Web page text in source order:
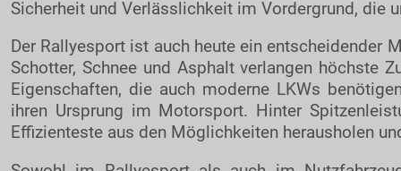
Sicherheit und Verlässlichkeit im Vordergrund, die
Der Rallyesport ist auch heute ein entscheidender
Schotter, Schnee und Asphalt verlangen höchste
Eigenschaften, die auch moderne LKWs
ihren Ursprung im Motorsport. Hinter
Effizienteste aus den Möglichkeiten herausholen